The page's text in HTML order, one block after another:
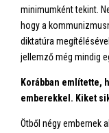
minimumként tekint.
hogy a
diktatúra
jellemző még mindig
Korábban említette,
emberekkel. Kiket
Ötből négy embernek